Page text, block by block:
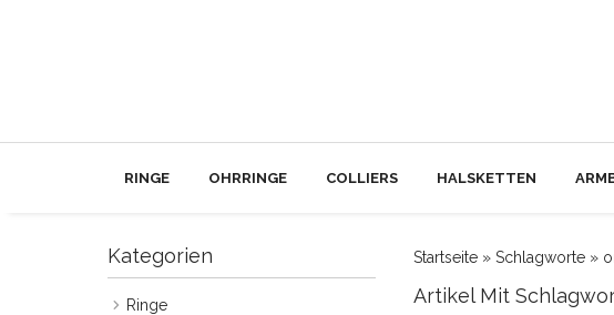
RINGE OHRRINGE COLLIERS HALSKETTEN
Startseite » Schlagworte »
Artikel Mit
Kategorien
Ringe